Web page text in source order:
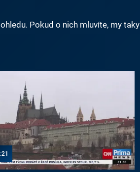
Pokud o nich mluvíte, my taky